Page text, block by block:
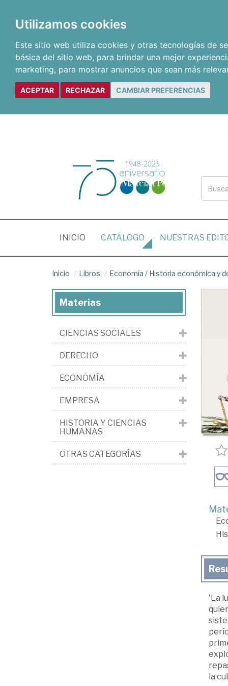
Utilizamos cookies
Este sitio web utiliza cookies y otras tecnologías de
básica del sitio web, para brindar una mejor
marketing, para mostrar anuncios que sean más
ACEPTAR RECHAZAR CAMBIAR PREFERENCIAS
INICIO (CURRENT)
CATÁLOGO NUESTRAS
Inicio Libros Economía / Historia económica y
'La
la
Materias
CIENCIAS SOCIALES
DERECHO
ECONOMÍA
EMPRESA
HISTORIA Y CIENCIAS
HUMANAS
OTRAS CATEGORÍAS